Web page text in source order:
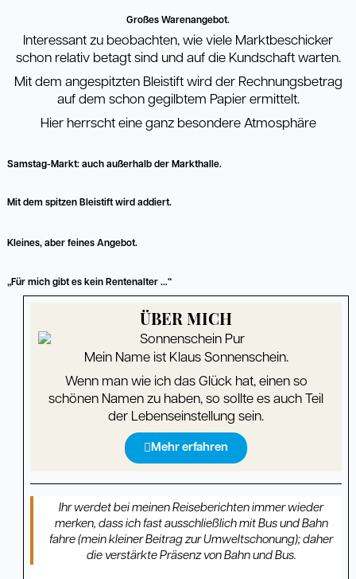
Großes Warenangebot.
Interessant zu beobachten, wie viele Marktbeschicker
schon relativ betagt sind und auf die Kundschaft warten.
Mit dem angespitzten Bleistift wird der Rechnungsbetrag
auf dem schon gegilbtem Papier ermittelt.
Hier herrscht eine ganz besondere Atmosphäre
Samstag-Markt: auch außerhalb der Markthalle.
Mit dem spitzen Bleistift wird addiert.
Kleines, aber feines Angebot.
„Für mich gibt es kein Rentenalter …“
ÜBER MICH
Mein Name ist Klaus Sonnenschein.
Wenn man wie ich das Glück hat, einen so
schönen Namen zu haben, so sollte es auch Teil
der Lebenseinstellung sein.
Mehr erfahren
Ihr werdet bei meinen Reiseberichten immer wieder
merken, dass ich fast ausschließlich mit Bus und Bahn
fahre (mein kleiner Beitrag zur Umweltschonung); daher
die verstärkte Präsenz von Bahn und Bus.